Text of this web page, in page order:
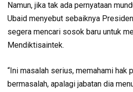
Namun, jika tak ada pernyataan
Ubaid menyebut sebaiknya
segera mencari sosok baru untuk
Mendiktisaintek.
“Ini masalah serius, memahami hak
bermasalah, apalagi jabatan dia